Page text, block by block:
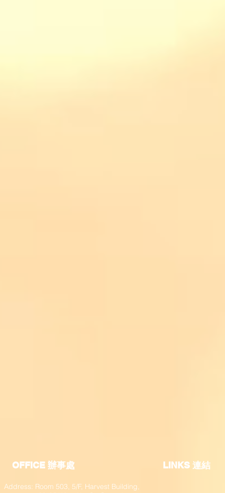
OFFICE 辦事處
Address: Room 503, 5/F, Harvest Building,
​LINKS 連結